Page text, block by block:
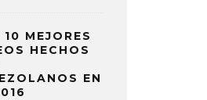
MEJORES
HECHOS
EN